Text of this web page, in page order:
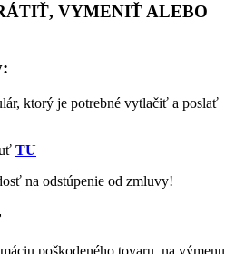
VYMENIŤ ALEBO
ktorý je potrebné vytlačiť a poslať
TU
na odstúpenie od zmluvy!